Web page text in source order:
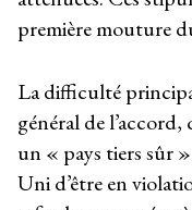
première mouture
La difficulté
général de
un « pays tiers sûr
Uni d’être en